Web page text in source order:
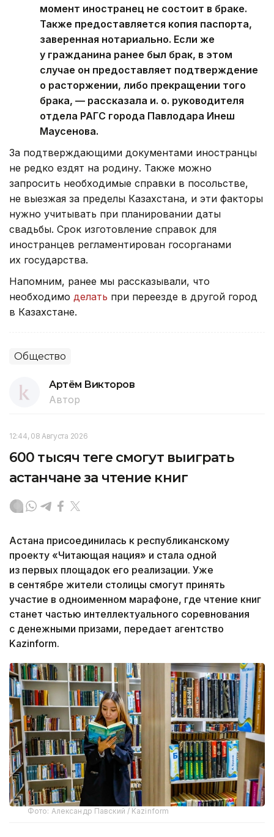
момент иностранец не состоит в браке.
Также предоставляется копия паспорта,
заверенная нотариально. Если же
у гражданина ранее был брак, в этом
случае он предоставляет подтверждение
о расторжении, либо прекращении того
брака, — рассказала и. о. руководителя
отдела РАГС города Павлодара Инеш
Маусенова.
За подтверждающими документами иностранцы
не редко ездят на родину. Также можно
запросить необходимые справки в посольстве,
не выезжая за пределы Казахстана, и эти факторы
нужно учитывать при планировании даты
свадьбы. Срок изготовление справок для
иностранцев регламентирован госорганами
их государства.
Напомним, ранее мы рассказывали, что
необходимо делать при переезде в другой город
в Казахстане.
Общество
Артём Викторов
Автор
12:44, 08 Августа 2026
600 тысяч теңге смогут выиграть
астанчане за чтение книг
Астана присоединилась к республиканскому
проекту «Читающая нация» и стала одной
из первых площадок его реализации. Уже
в сентябре жители столицы смогут принять
участие в одноименном марафоне, где чтение книг
станет частью интеллектуального соревнования
с денежными призами, передает агентство
Kazinform.
Фото: Александр Павский / Kazinform